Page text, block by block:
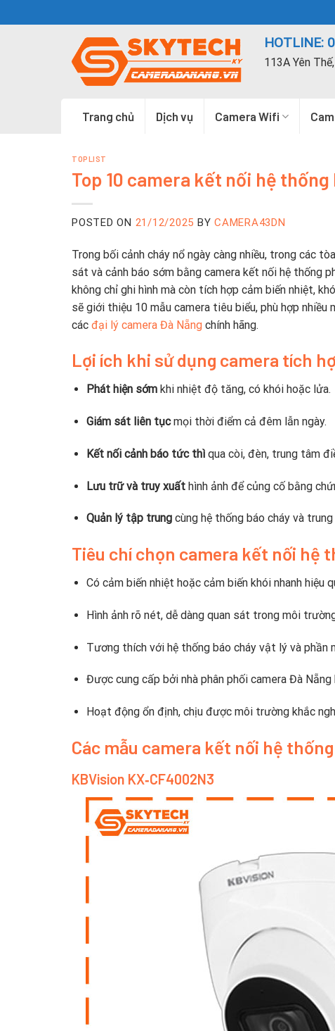
to
HOTLINE:
113A Yên
Trang chủ Dịch vụ Camera Wifi
TOPLIST
Top 10 camera kết nối hệ thống
POSTED ON 21/12/2025 BY CAMERA43DN
Trong bối cảnh cháy nổ ngày càng nhiều, trong các
sát và cảnh báo sớm bằng camera kết nối hệ thống
không chỉ ghi hình mà còn tích hợp cảm biến nhiệt,
sẽ giới thiệu 10 mẫu camera tiêu biểu, phù hợp
các đại lý camera Đà Nẵng chính hãng.
Lợi ích khi sử dụng camera tích
Phát hiện sớmkhi nhiệt độ tăng, có khói hoặc lửa.
Giám sát liên tụcmọi thời điểm cả đêm lẫn ngày.
Kết nối cảnh báo tức thìqua còi, đèn, trung tâm
Lưu trữ và truy xuấthình ảnh để củng cố bằng
Quản lý tập trungcùng hệ thống báo cháy và trung
Tiêu chí chọn camera kết nối hệ
Có cảm biến nhiệt hoặc cảm biến khói nhanh hiệu
Hình ảnh rõ nét, dễ dàng quan sát trong môi
Tương thích với hệ thống báo cháy vật lý và phần
Được cung cấp bởi nhà phân phối camera Đà
Hoạt động ổn định, chịu được môi trường khắc
Các mẫu camera kết nối hệ thống
KBVision KX‑CF4002N3